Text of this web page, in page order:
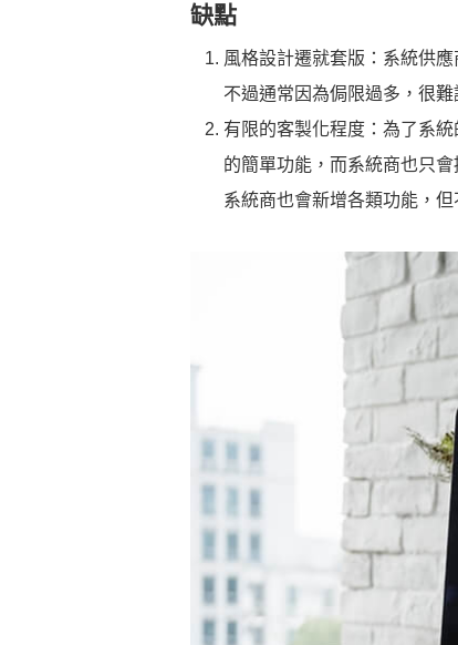
缺點
風格設計遷就套版：系統供
不過通常因為侷限過多，很
有限的客製化程度：為了系
的簡單功能，而系統商也只
系統商也會新增各類功能，